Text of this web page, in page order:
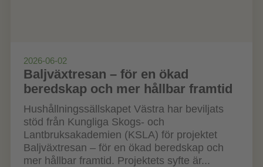
2026-06-02
Baljväxtresan – för en ökad
beredskap och mer hållbar framtid
Hushållningssällskapet Västra har beviljats
stöd från Kungliga Skogs- och
Lantbruksakademien (KSLA) för projektet
Baljväxtresan – för en ökad beredskap och
mer hållbar framtid. Projektets syfte är...